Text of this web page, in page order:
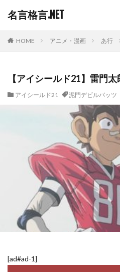
名言格言.NET
HOME アニメ・漫画 あ行
【アイシールド21】雷門
アイシールド21 泥門デビルバッツ
[ad#ad-1]